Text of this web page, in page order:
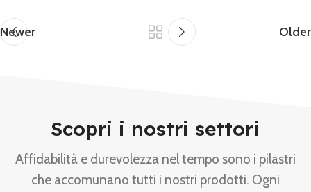
Newer Older
Scopri i nostri settori
Affidabilità e durevolezza nel tempo sono i pilastri
che accomunano tutti i nostri prodotti. Ogni